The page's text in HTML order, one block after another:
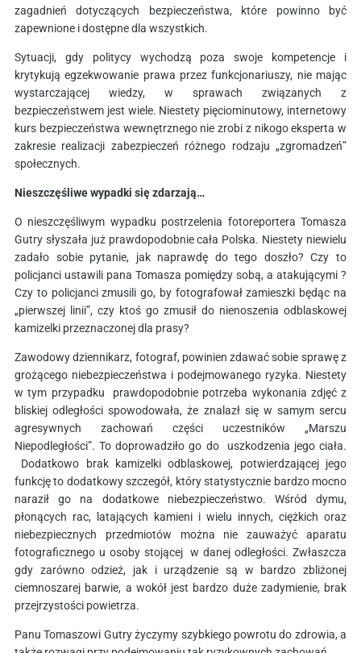
zagadnień dotyczących bezpieczeństwa, które powinno być
zapewnione i dostępne dla wszystkich.
Sytuacji, gdy politycy wychodzą poza swoje kompetencje i
krytykują egzekwowanie prawa przez funkcjonariuszy, nie mając
wystarczającej wiedzy, w sprawach związanych z
bezpieczeństwem jest wiele. Niestety pięciominutowy, internetowy
kurs bezpieczeństwa wewnętrznego nie zrobi z nikogo eksperta w
zakresie realizacji zabezpieczeń różnego rodzaju „zgromadzeń”
społecznych.
Nieszczęśliwe wypadki się zdarzają…
O nieszczęśliwym wypadku postrzelenia fotoreportera Tomasza
Gutry słyszała już prawdopodobnie cała Polska. Niestety niewielu
zadało sobie pytanie, jak naprawdę do tego doszło? Czy to
policjanci ustawili pana Tomasza pomiędzy sobą, a atakującymi ?
Czy to policjanci zmusili go, by fotografował zamieszki będąc na
„pierwszej linii”, czy ktoś go zmusił do nienoszenia odblaskowej
kamizelki przeznaczonej dla prasy?
Zawodowy dziennikarz, fotograf, powinien zdawać sobie sprawę z
grożącego niebezpieczeństwa i podejmowanego ryzyka. Niestety
w tym przypadku prawdopodobnie potrzeba wykonania zdjęć z
bliskiej odległości spowodowała, że znalazł się w samym sercu
agresywnych zachowań części uczestników „Marszu
Niepodległości”. To doprowadziło go do uszkodzenia jego ciała.
Dodatkowo brak kamizelki odblaskowej, potwierdzającej jego
funkcję to dodatkowy szczegół, który statystycznie bardzo mocno
naraził go na dodatkowe niebezpieczeństwo. Wśród dymu,
płonących rac, latających kamieni i wielu innych, ciężkich oraz
niebezpiecznych przedmiotów można nie zauważyć aparatu
fotograficznego u osoby stojącej w danej odległości. Zwłaszcza
gdy zarówno odzież, jak i urządzenie są w bardzo zbliżonej
ciemnoszarej barwie, a wokół jest bardzo duże zadymienie, brak
przejrzystości powietrza.
Panu Tomaszowi Gutry życzymy szybkiego powrotu do zdrowia, a